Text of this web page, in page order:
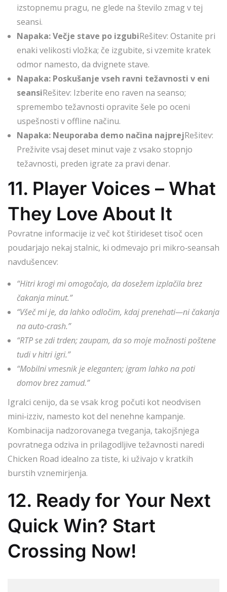
izstopnemu pragu, ne glede na število zmag v tej
seansi.
Napaka: Večje stave po izgubiRešitev: Ostanite pri
enaki velikosti vložka; če izgubite, si vzemite kratek
odmor namesto, da dvignete stave.
Napaka: Poskušanje vseh ravni težavnosti v eni
seansiRešitev: Izberite eno raven na seanso;
spremembo težavnosti opravite šele po oceni
uspešnosti v offline načinu.
Napaka: Neuporaba demo načina najprejRešitev:
Preživite vsaj deset minut vaje z vsako stopnjo
težavnosti, preden igrate za pravi denar.
11. Player Voices – What
They Love About It
Povratne informacije iz več kot štirideset tisoč ocen
poudarjajo nekaj stalnic, ki odmevajo pri mikro‑seansah
navdušencev:
“Hitri krogi mi omogočajo, da dosežem izplačila brez
čakanja minut.”
“Všeč mi je, da lahko odločim, kdaj prenehati—ni čakanja
na auto‑crash.”
“RTP se zdi trden; zaupam, da so moje možnosti poštene
tudi v hitri igri.”
“Mobilni vmesnik je eleganten; igram lahko na poti
domov brez zamud.”
Igralci cenijo, da se vsak krog počuti kot neodvisen
mini‑izziv, namesto kot del nenehne kampanje.
Kombinacija nadzorovanega tveganja, takojšnjega
povratnega odziva in prilagodljive težavnosti naredi
Chicken Road idealno za tiste, ki uživajo v kratkih
burstih vznemirjenja.
12. Ready for Your Next
Quick Win? Start
Crossing Now!